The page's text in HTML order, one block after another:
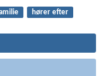
hører efter